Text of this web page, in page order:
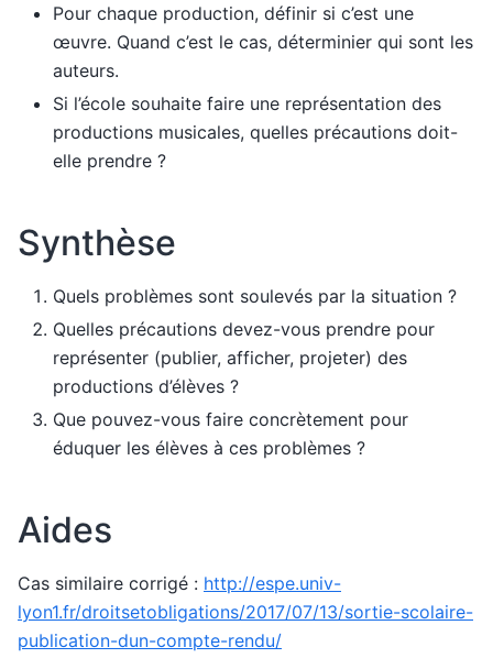
Pour chaque production, définir si c’est une
œuvre. Quand c’est le cas, déterminier qui sont les
auteurs.
Si l’école souhaite faire une représentation des
productions musicales, quelles précautions doit-
elle prendre ?
Synthèse
Quels problèmes sont soulevés par la situation ?
Quelles précautions devez-vous prendre pour
représenter (publier, afficher, projeter) des
productions d’élèves ?
Que pouvez-vous faire concrètement pour
éduquer les élèves à ces problèmes ?
Aides
Cas similaire corrigé : http://espe.univ-
lyon1.fr/droitsetobligations/2017/07/13/sortie-scolaire-
publication-dun-compte-rendu/